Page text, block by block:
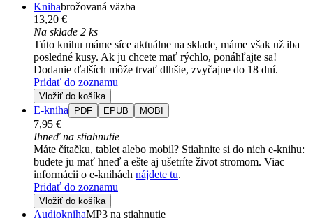
Knihabrožovaná väzba
13,20 €
Na sklade 2 ks
Túto knihu máme síce aktuálne na sklade, máme však už iba
posledné kusy. Ak ju chcete mať rýchlo, ponáhľajte sa!
Dodanie ďalších môže trvať dlhšie, zvyčajne do 18 dní.
Pridať do zoznamu
Vložiť do košíka
E-kniha PDF EPUB MOBI
7,95 €
Ihneď na stiahnutie
Máte čítačku, tablet alebo mobil? Stiahnite si do nich e-knihu:
budete ju mať hneď a ešte aj ušetríte život stromom. Viac
informácii o e-knihách nájdete tu.
Pridať do zoznamu
Vložiť do košíka
AudioknihaMP3 na stiahnutie